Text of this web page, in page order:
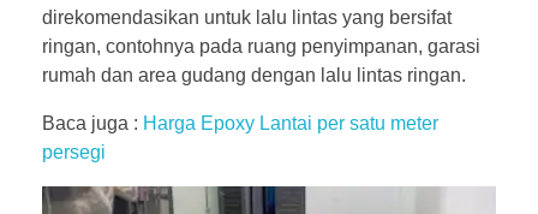
direkomendasikan untuk lalu lintas yang bersifat
ringan, contohnya pada ruang penyimpanan, garasi
rumah dan area gudang dengan lalu lintas ringan.
Baca juga : Harga Epoxy Lantai per satu meter
persegi